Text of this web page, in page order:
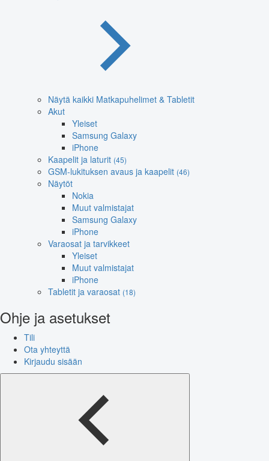
Näytä kaikki Matkapuhelimet & Tabletit
Akut
Yleiset
Samsung Galaxy
iPhone
Kaapelit ja laturit (45)
GSM-lukituksen avaus ja kaapelit (46)
Näytöt
Nokia
Muut valmistajat
Samsung Galaxy
iPhone
Varaosat ja tarvikkeet
Yleiset
Muut valmistajat
iPhone
Tabletit ja varaosat (18)
Ohje ja asetukset
Tili
Ota yhteyttä
Kirjaudu sisään